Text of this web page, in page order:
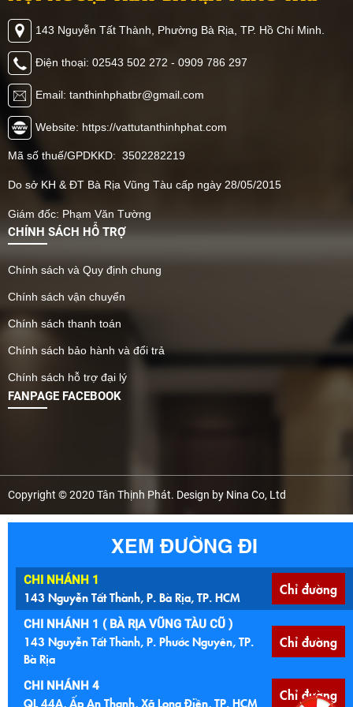
ngay vật liệu này có thể
ứng dụng như thế nào
nhé.
143 Nguyễn Tất Thành, Phường Bà Rịa, TP. Hồ Chí Minh.
Điện thoại: 02543 502 272 - 0909 786 297
Email: tanthinhphatbr@gmail.com
Website: https://vattutanthinhphat.com
Mã số thuế/GPDKKD: 3502282219
Do sở KH & ĐT Bà Rịa Vũng Tàu cấp ngày 28/05/2015
Giám đốc: Phạm Văn Tường
CHÍNH SÁCH HỖ TRỢ
Chính sách và Quy định chung
Chính sách vận chuyển
Chính sách thanh toán
Chính sách bảo hành và đổi trả
Chính sách hỗ trợ đại lý
FANPAGE FACEBOOK
Copyright © 2020 Tân Thịnh Phát. Design by Nina Co, Ltd
XEM ĐƯỜNG ĐI
CHI NHÁNH 1
143 Nguyễn Tất Thành, P. Bà Rịa, TP. HCM Chỉ đường
CHI NHÁNH 1 ( BÀ RỊA VŨNG TÀU CŨ )
143 Nguyễn Tất Thành, P. Phước Nguyên, TP.
Bà Rịa
Chỉ đường
CHI NHÁNH 4
QL 44A, Ấp An Thạnh, Xã Long Điền, TP. HCM Chỉ đường